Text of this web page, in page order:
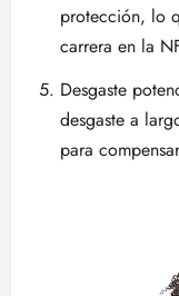
protección, lo
carrera en la
Desgaste
desgaste a
para